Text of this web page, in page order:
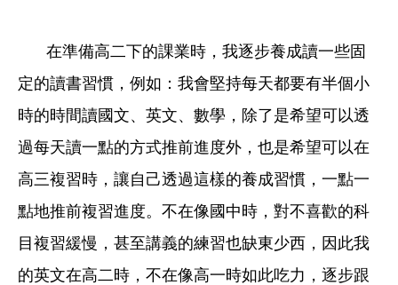
在準備高二下的課業時，我逐步養成讀一些固
定的讀書習慣，例如：我會堅持每天都要有半個小
時的時間讀國文、英文、數學，除了是希望可以透
過每天讀一點的方式推前進度外，也是希望可以在
高三複習時，讓自己透過這樣的養成習慣，一點一
點地推前複習進度。不在像國中時，對不喜歡的科
目複習緩慢，甚至講義的練習也缺東少西，因此我
的英文在高二時，不在像高一時如此吃力，逐步跟